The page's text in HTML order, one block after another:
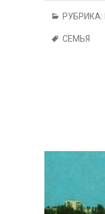
РУБРИКА:
СЕМЬЯ